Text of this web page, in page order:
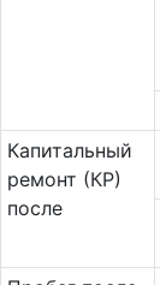
Ка­пи­таль­ный
ремонт (КР)
после